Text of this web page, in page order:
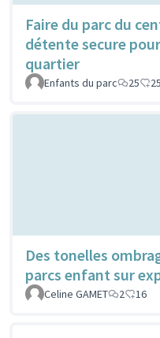
Faire du parc du
détente secure
quartier
Enfants du parc 25 25
Des tonelles
parcs enfant sur
Celine GAMET 2 16